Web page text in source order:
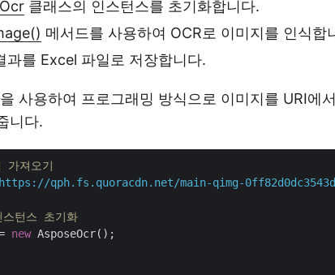
클래스의 인스턴스를 초기화합니다.
메서드를 사용하여 OCR로 이미지를 인식합
과를 Excel 파일로 저장합니다.
사용하여 프로그래밍 방식으로 이미지를 URI에
니다.
져오기
qph.fs.quoracdn.net/main-qimg-
턴스 초기화
new AsposeOcr();
인식